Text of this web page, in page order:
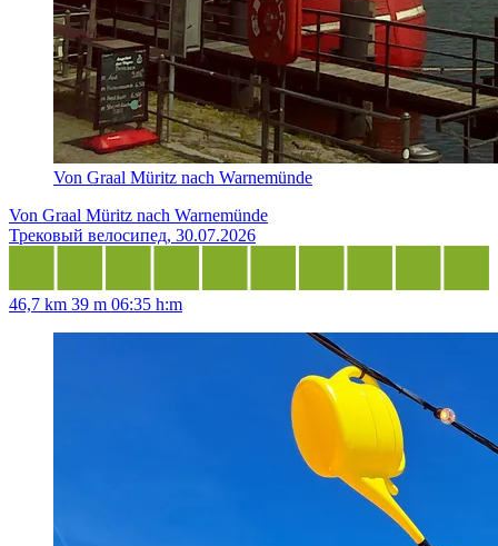
Von Graal Müritz nach Warnemünde
Von Graal Müritz nach Warnemünde
Трековый велосипед, 30.07.2026
46,7 km 39 m 06:35 h:m